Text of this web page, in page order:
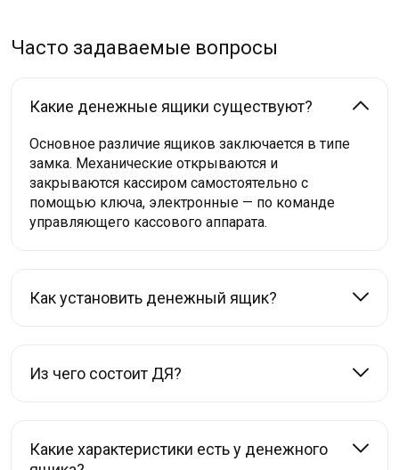
Часто задаваемые вопросы
Какие денежные ящики существуют?
Основное различие ящиков заключается в типе
замка. Механические открываются и
закрываются кассиром самостоятельно с
помощью ключа, электронные — по команде
управляющего кассового аппарата.
Как установить денежный ящик?
Из чего состоит ДЯ?
Какие характеристики есть у денежного